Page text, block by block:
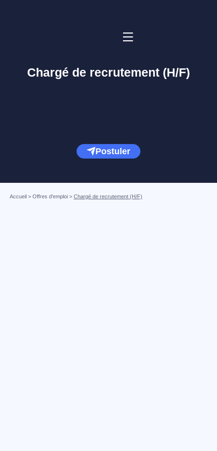
Chargé de recrutement (H/F)
Postuler
Accueil > Offres d'emploi > Chargé de recrutement (H/F)